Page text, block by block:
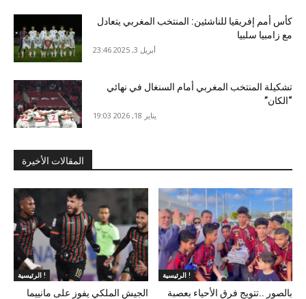
كأس أمم إفريقيا للناشئين: المنتخب المغربي يتعادل
مع زامبيا سلبيا
أبريل 3, 2025 23:46
تشكيلة المنتخب المغربي أمام السنغال في نهائي
“الكان”
يناير 18, 2026 19:03
المقالات الأخيرة
الرئيسية !
الجيش الملكي يفوز على مانييما
الرئيسية !
بالصور ..تتويج فرق الأحياء بعصبة